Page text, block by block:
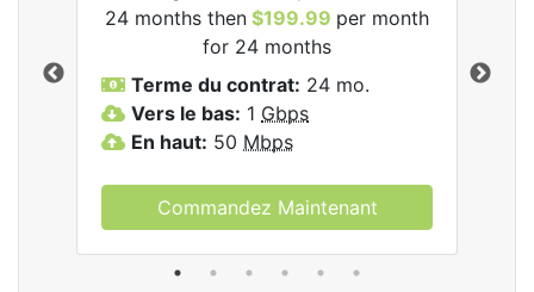
24 months then $199.99 per month
for 24 months
Terme du contrat: 24 mo.
Vers le bas: 1 Gbps
En haut: 50 Mbps
Commandez Maintenant